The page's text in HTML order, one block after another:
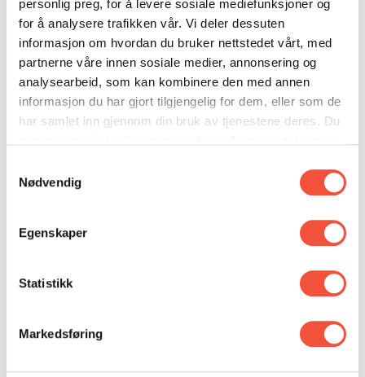
personlig preg, for å levere sosiale mediefunksjoner og
for å analysere trafikken vår. Vi deler dessuten
informasjon om hvordan du bruker nettstedet vårt, med
partnerne våre innen sosiale medier, annonsering og
analysearbeid, som kan kombinere den med annen
informasjon du har gjort tilgjengelig for dem, eller som de
har samlet inn gjennom din bruk av tjenestene deres. Du
Nødvendig
Egenskaper
Statistikk
Markedsføring
Helhetlige, komplette leveranser fra en og
samme leverandør
Løsninger som gir målbare resultater og konkret
effekt
Helhet som merkes
utvikler seg raskt, leverer Allegro løsninger som er
kommunikasjonssterke. Vi kombinerer kreativitet og
teknologisk kompetanse på en måte som skaper
reklamekampanjer til digitale produkter og app-